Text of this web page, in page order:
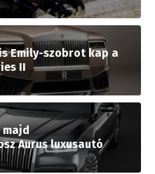
Emily-szobrot kap a
II
Aurus luxusautó